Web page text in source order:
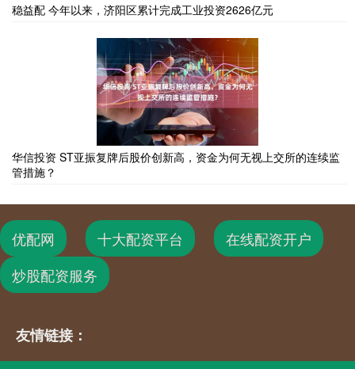
稳益配 今年以来，济阳区累计完成工业投资2626亿元
华信投资 ST亚振复牌后股价创新高，资金为何无视上交所的连续监
管措施？
优配网 十大配资平台
在线配资开户
炒股配资服务
友情链接：